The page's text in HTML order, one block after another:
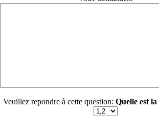
Veuillez repondre à cette question: Quelle est